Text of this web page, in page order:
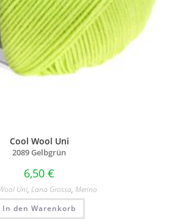
Cool Wool Uni
2089 Gelbgrün
6,50 €
Uni, Lana Grossa, Merino
In den Warenkorb